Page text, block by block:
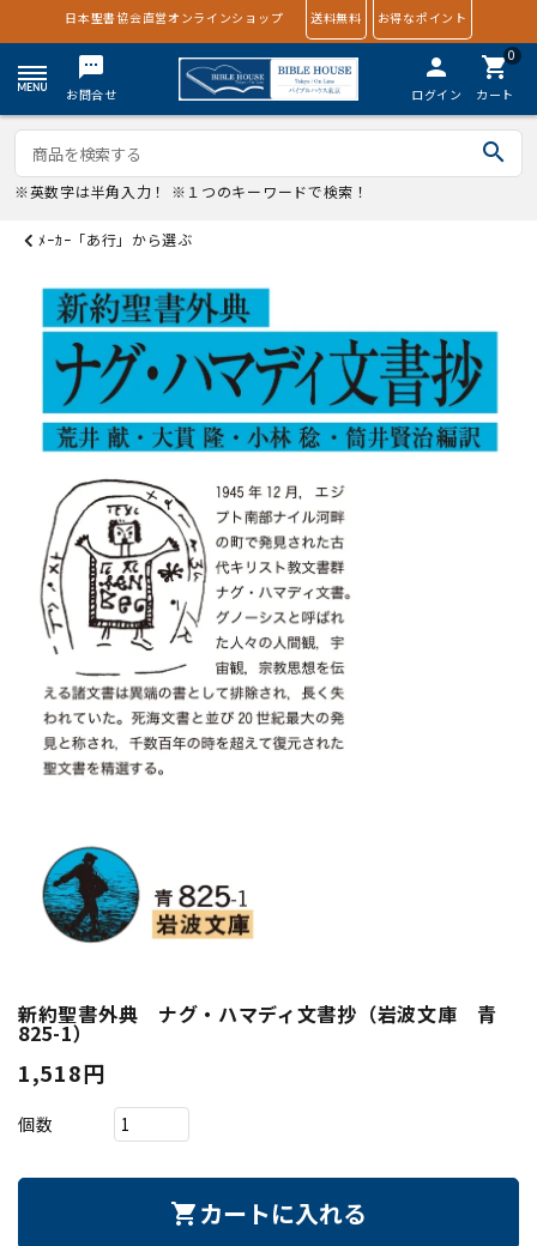
日本聖書協会直営オンラインショップ 送料無料 お得なポイント
textsms
お問合せ
person
ログイン
0
shopping_cart
カート
search
※英数字は半角入力！ ※１つのキーワードで検索！
ﾒｰｶｰ「あ行」から選ぶ
新約聖書外典 ナグ・ハマディ文書抄（岩波文庫 青
825-1）
1,518円
個数
shopping_cart カートに入れる